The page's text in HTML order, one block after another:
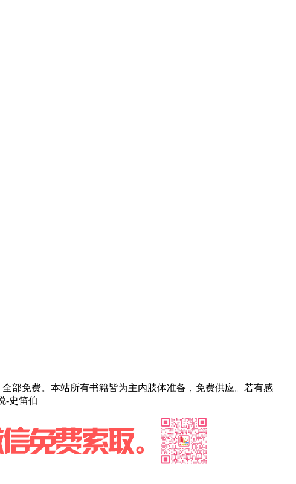
部免费。本站所有书籍皆为主内肢体准备，免费供应。若有感
-史笛伯